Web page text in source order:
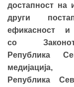
достапност на
други
ефикасност и
со
Република
Република